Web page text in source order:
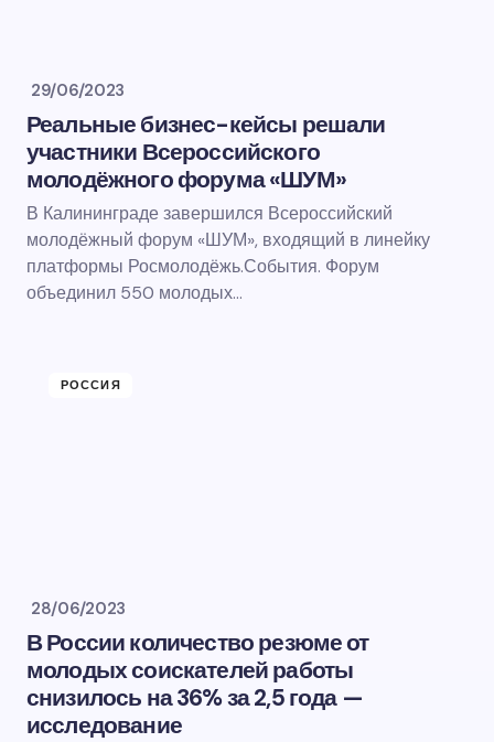
29/06/2023
Реальные бизнес-кейсы решали
участники Всероссийского
молодёжного форума «ШУМ»
В Калининграде завершился Всероссийский
молодёжный форум «ШУМ», входящий в линейку
платформы Росмолодёжь.События. Форум
объединил 550 молодых…
РОССИЯ
28/06/2023
В России количество резюме от
молодых соискателей работы
снизилось на 36% за 2,5 года —
исследование